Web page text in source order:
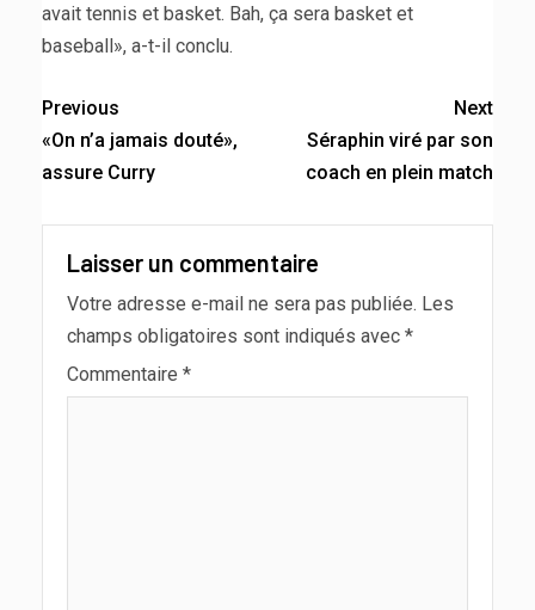
avait tennis et basket. Bah, ça sera basket et
baseball», a-t-il conclu.
Previous
«On n’a jamais douté»,
assure Curry
Next
Séraphin viré par son
coach en plein match
Laisser un commentaire
Votre adresse e-mail ne sera pas publiée. Les
champs obligatoires sont indiqués avec *
Commentaire *